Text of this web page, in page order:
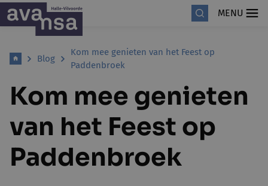
MENU
Blog
Kom mee genieten van het Feest op
Paddenbroek
Kom mee genieten
van het Feest op
Paddenbroek